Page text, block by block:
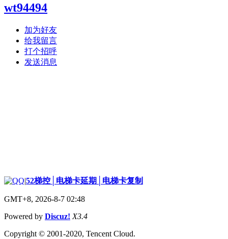
wt94494
加为好友
给我留言
打个招呼
发送消息
|52梯控│电梯卡延期│电梯卡复制
GMT+8, 2026-8-7 02:48
Powered by Discuz! X3.4
Copyright © 2001-2020, Tencent Cloud.